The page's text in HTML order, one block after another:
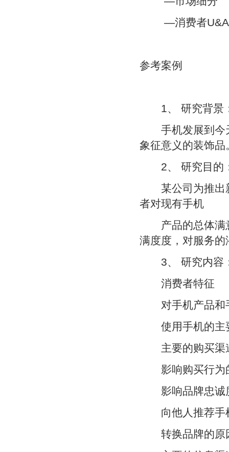
—消费者U&A
参考案例
1、 研究背景
手机发展到今天
象征意义的装饰
2、 研究目的
某公司为推出新
者对现有手机
产品的总体满意
满度度，对服务
3、 研究内容
消费者特征
对手机产品和
使用手机的主
主要的购买渠
影响购买行为
影响品牌忠诚
向他人推荐手
转换品牌的原